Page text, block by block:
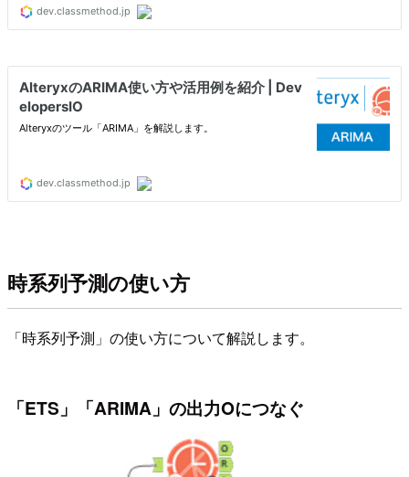
時系列予測の使い方
「時系列予測」の使い方について解説します。
「ETS」「ARIMA」の出力Oにつなぐ